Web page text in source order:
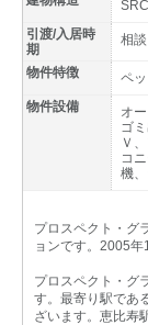
SRC
引渡/入居時
期
相談
物件特徴
ペ
物件設備
オ
ゴ
Ｖ
コ
機
プロスペクト・グ
ョンです。2005年
プロスペクト・グ
す。最寄り駅であ
ざいます。恵比寿